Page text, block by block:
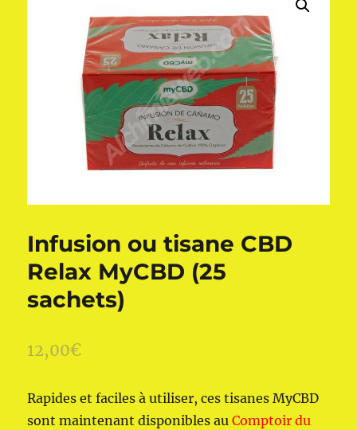
Infusion ou tisane CBD
Relax MyCBD (25
sachets)
12,00€
Rapides et faciles à utiliser, ces tisanes MyCBD
sont maintenant disponibles auComptoir du